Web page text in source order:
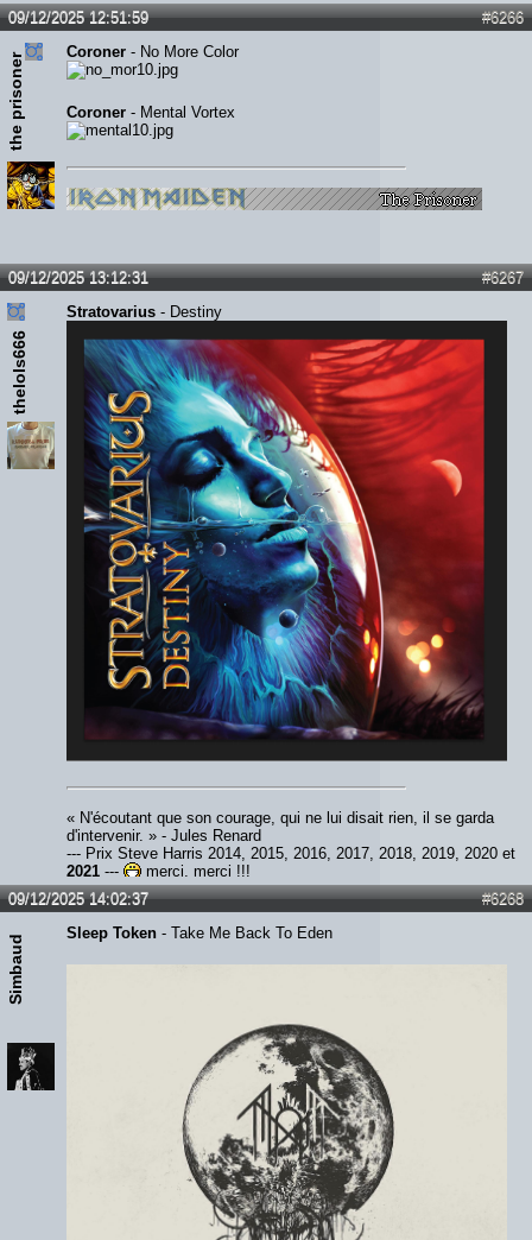
#6266
09/12/2025 12:51:59
the prisoner
Coroner - No More Color
Coroner - Mental Vortex
#6267
09/12/2025 13:12:31
thelols666
Stratovarius - Destiny
« N'écoutant que son courage, qui ne lui disait rien, il se garda
d'intervenir. » - Jules Renard
--- Prix Steve Harris 2014, 2015, 2016, 2017, 2018, 2019, 2020 et
2021 ---
merci, merci !!!
#6268
09/12/2025 14:02:37
Simbaud
Sleep Token - Take Me Back To Eden